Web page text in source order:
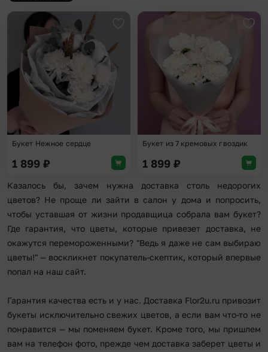
Добавить в избранное
Букет Нежное сердце
1 899 ₽
Букет из 7 кремовых гвоздик
1 899 ₽
Казалось бы, зачем нужна доставка столь недорогих
цветов? Не проще ли зайти в салон у дома и попросить,
чтобы уставшая от жизни продавщица собрала вам букет?
Где гарантия, что цветы, которые привезет доставка, не
окажутся перемороженными? "Ведь я даже не сам выбираю
цветы!" — воскликнет покупатель-скептик, который впервые
попал на наш сайт.
Гарантия качества есть и у нас. Доставка Flor2u.ru привозит
букеты исключительно свежих цветов, а если вам что-то не
понравится — мы поменяем букет. Кроме того, мы пришлем
вам на телефон фото, прежде чем доставка заберет цветы и